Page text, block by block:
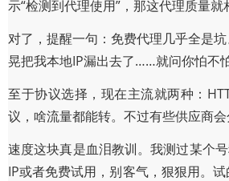
示“检测到代理使用”，那这代理质量就
对了，提醒一句：免费代理几乎全是
晃把我本地IP漏出去了……就问你怕不
至于协议选择，现在主流就两种：
议，啥流量都能转。不过有些供应商
速度这块真是血泪教训。我测过某个
IP或者免费试用，别客气，狠狠用。